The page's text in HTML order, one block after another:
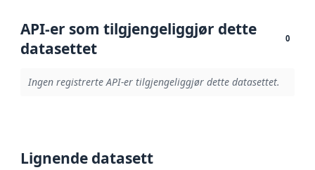
API-er som tilgjengeliggjør dette
datasettet
0
Ingen registrerte API-er tilgjengeliggjør dette datasettet.
Lignende datasett